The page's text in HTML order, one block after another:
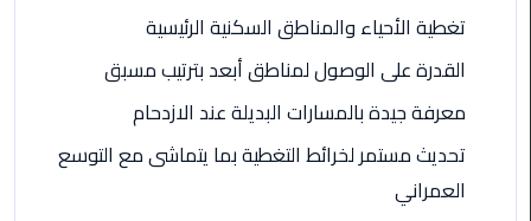
والإسكندرية
دمياط
ليموزين
تغطية الأحياء والمناطق السكنية الرئيسية
القدرة على الوصول لمناطق أبعد بترتيب مسبق
معرفة جيدة بالمسارات البديلة عند الازدحام
تحديث مستمر لخرائط التغطية بما يتماشى مع التوسع
العمراني